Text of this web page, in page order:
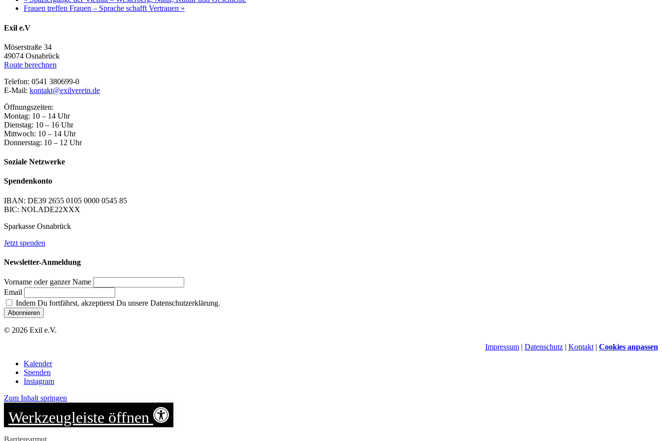
Frauen treffen Frauen – Sprache schafft Vertrauen »
Exil e.V
Möserstraße 34
49074 Osnabrück
Route berechnen
Telefon: 0541 380699-0
E-Mail: kontakt@exilverein.de
Öffnungszeiten:
Montag: 10 – 14 Uhr
Dienstag: 10 – 16 Uhr
Mittwoch: 10 – 14 Uhr
Donnerstag: 10 – 12 Uhr
Soziale Netzwerke
Spendenkonto
IBAN: DE39 2655 0105 0000 0545 85
BIC: NOLADE22XXX
Sparkasse Osnabrück
Jetzt spenden
Newsletter-Anmeldung
Vorname oder ganzer Name
Email
Indem Du fortfährst, akzeptierst Du unsere Datenschutzerklärung.
© 2026 Exil e.V.
Impressum | Datenschutz | Kontakt | Cookies anpassen
Kalender
Spenden
Instagram
Zum Inhalt springen
Werkzeugleiste öffnen